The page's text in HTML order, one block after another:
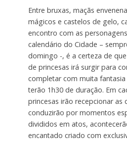
Entre bruxas, maçãs
mágicos e castelos de gelo,
encontro com as
calendário do Cidade –
domingo -, é a certeza de
de princesas irá surgir para
completar com muita
terão 1h30 de duração. Em
princesas irão recepcionar as
conduzirão por momentos
divididos em atos,
encantado criado com